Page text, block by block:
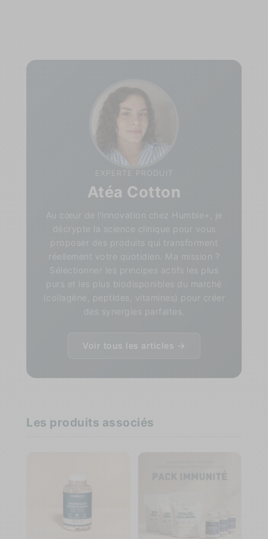
EXPERTE PRODUIT
Atéa Cotton
Au cœur de l'innovation chez Humble+, je
décrypte la science clinique pour vous
proposer des produits qui transforment
réellement votre quotidien. Ma mission ?
Sélectionner les principes actifs les plus
purs et les plus biodisponibles du marché
(collagène, peptides, vitamines) pour créer
des synergies parfaites.
Voir tous les articles →
Les produits associés